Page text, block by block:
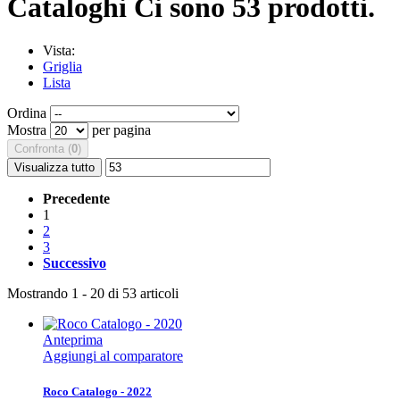
Cataloghi Ci sono 53 prodotti.
Vista:
Griglia
Lista
Ordina
Mostra
per pagina
Confronta (0)
Visualizza tutto
Precedente
1
2
3
Successivo
Mostrando 1 - 20 di 53 articoli
Anteprima
Aggiungi al comparatore
Roco Catalogo - 2022